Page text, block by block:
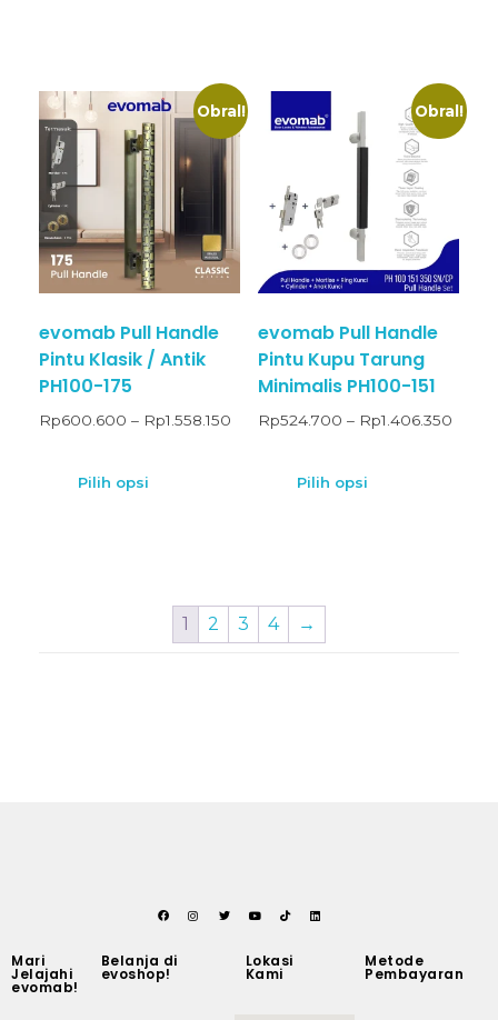
Obral!
evomab Pull Handle
Pintu Klasik / Antik
PH100-175
Rp600.600 – Rp1.558.150
Pilih opsi
Obral!
evomab Pull Handle
Pintu Kupu Tarung
Minimalis PH100-151
Rp524.700 – Rp1.406.350
Pilih opsi
1 2 3 4 →
Mari
Jelajahi
evomab!
Belanja di
evoshop!
Lokasi
Kami
Metode
Pembayaran